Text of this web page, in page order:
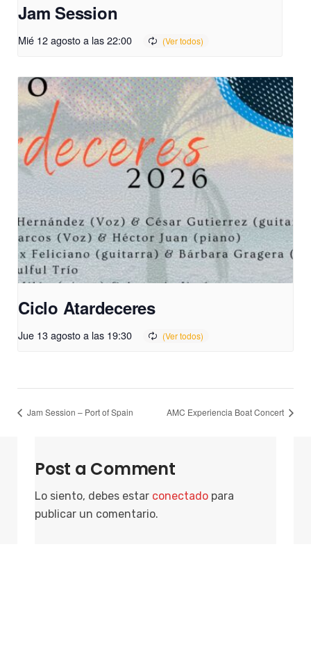
Jam Session
Mié 12 agosto a las 22:00
Ciclo Atardeceres
Jue 13 agosto a las 19:30
Jam Session – Port of Spain AMC Experiencia Boat Concert
Post a Comment
Lo siento, debes estar conectado para
publicar un comentario.